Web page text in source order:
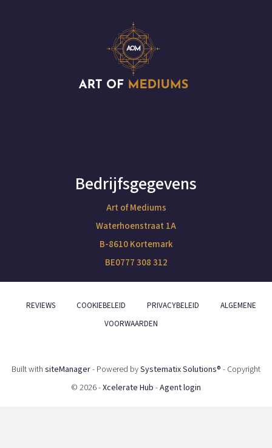
Bedrijfsgegevens
Art of Mediums
Waterhoenstraat 1A
B-8610 Kortemark
BE0777 308 312
REVIEWS COOKIEBELEID PRIVACYBELEID
ALGEMENE
VOORWAARDEN
Built with siteManager- Powered bySystematix Solutions® - Copyright
© 2026 -Xcelerate Hub -Agent login